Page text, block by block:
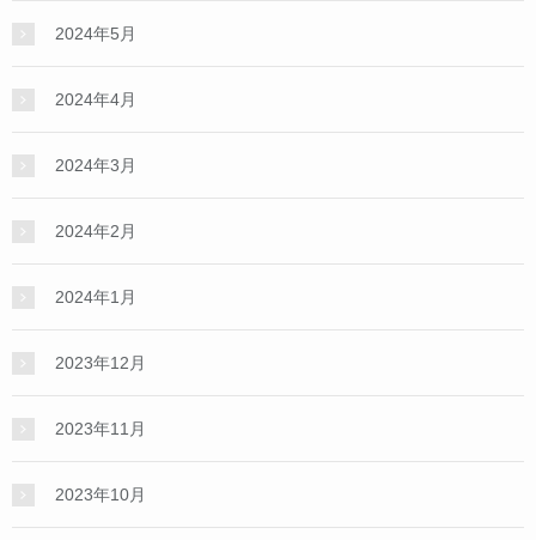
2024年5月
2024年4月
2024年3月
2024年2月
2024年1月
2023年12月
2023年11月
2023年10月